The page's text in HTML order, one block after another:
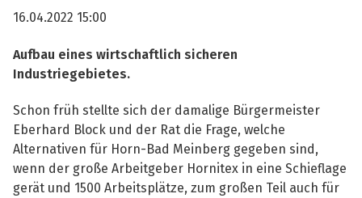
16.04.2022 15:00
Aufbau eines wirtschaftlich sicheren
Industriegebietes.
Schon früh stellte sich der damalige Bürgermeister
Eberhard Block und der Rat die Frage, welche
Alternativen für Horn-Bad Meinberg gegeben sind,
wenn der große Arbeitgeber Hornitex in eine Schieflage
gerät und 1500 Arbeitsplätze, zum großen Teil auch für